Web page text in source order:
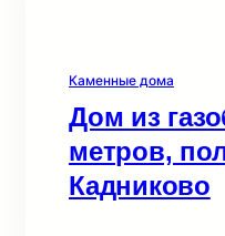
Каменные дома
Дом из
метров,
Кадниково